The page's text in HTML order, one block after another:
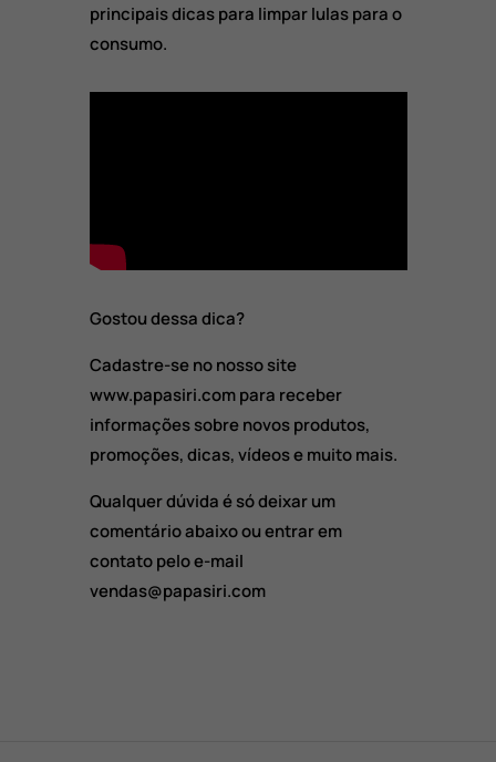
principais dicas para limpar lulas para o
consumo.
Gostou dessa dica?
Cadastre-se no nosso site
www.papasiri.com para receber
informações sobre novos produtos,
promoções, dicas, vídeos e muito mais.
Qualquer dúvida é só deixar um
comentário abaixo ou entrar em
contato pelo e-mail
vendas@papasiri.com